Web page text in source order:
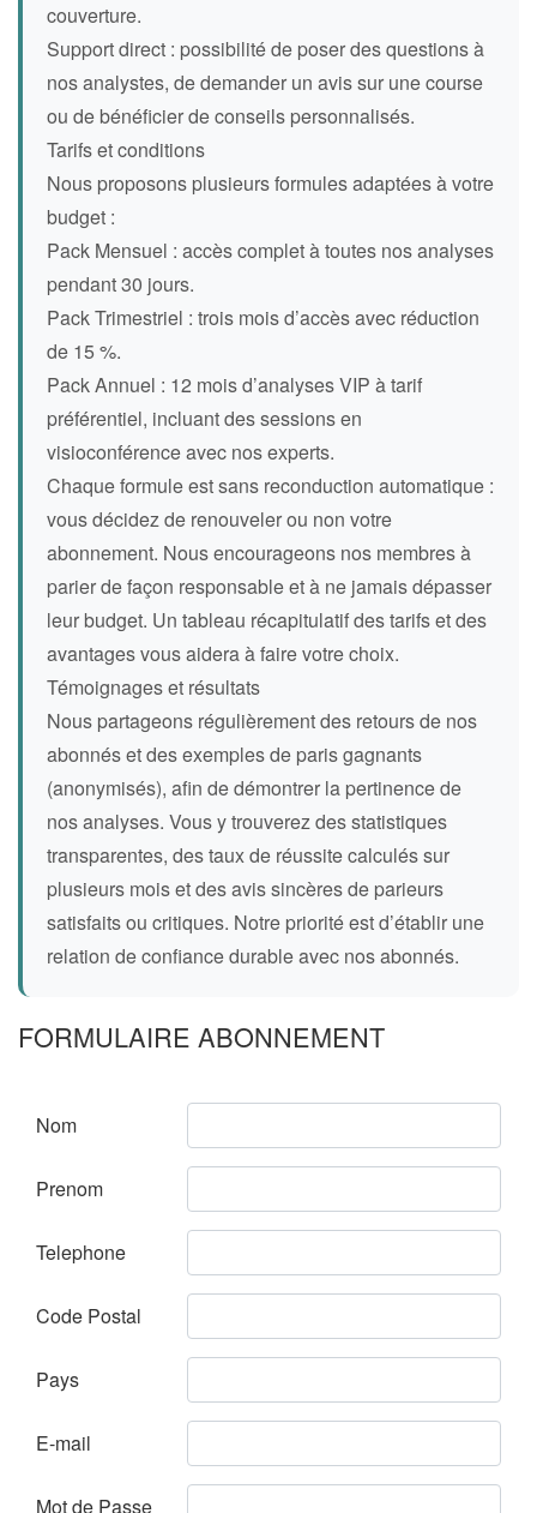
couverture.
Support direct : possibilité de poser des questions à
nos analystes, de demander un avis sur une course
ou de bénéficier de conseils personnalisés.
Tarifs et conditions
Nous proposons plusieurs formules adaptées à votre
budget :
Pack Mensuel : accès complet à toutes nos analyses
pendant 30 jours.
Pack Trimestriel : trois mois d’accès avec réduction
de 15 %.
Pack Annuel : 12 mois d’analyses VIP à tarif
préférentiel, incluant des sessions en
visioconférence avec nos experts.
Chaque formule est sans reconduction automatique :
vous décidez de renouveler ou non votre
abonnement. Nous encourageons nos membres à
parier de façon responsable et à ne jamais dépasser
leur budget. Un tableau récapitulatif des tarifs et des
avantages vous aidera à faire votre choix.
Témoignages et résultats
Nous partageons régulièrement des retours de nos
abonnés et des exemples de paris gagnants
(anonymisés), afin de démontrer la pertinence de
nos analyses. Vous y trouverez des statistiques
transparentes, des taux de réussite calculés sur
plusieurs mois et des avis sincères de parieurs
satisfaits ou critiques. Notre priorité est d’établir une
relation de confiance durable avec nos abonnés.
FORMULAIRE ABONNEMENT
Nom
Prenom
Telephone
Code Postal
Pays
E-mail
Mot de Passe